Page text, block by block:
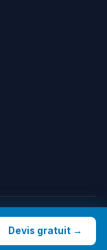
Devis gratuit →
site internet en
légales